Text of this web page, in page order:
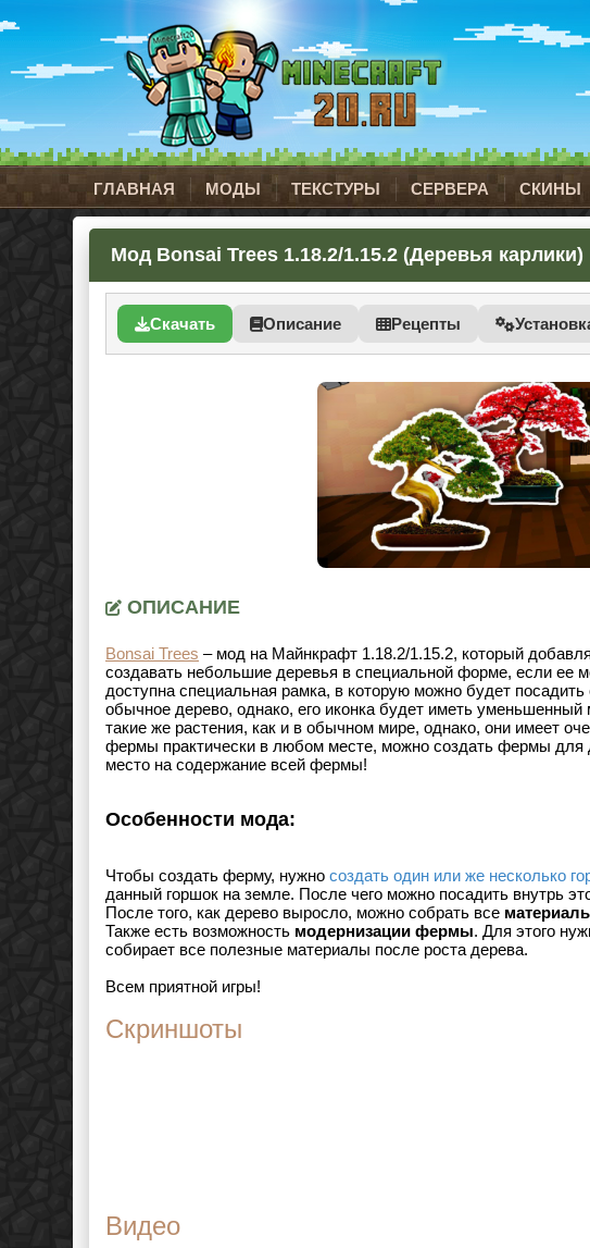
ГЛАВНАЯ МОДЫ ТЕКСТУРЫ СЕРВЕРА СКИНЫ
Мод Bonsai Trees 1.18.2/1.15.2 (Деревья карлики)
Скачать Описание Рецепты
ОПИСАНИЕ
Bonsai Trees – мод на Майнкрафт 1.18.2/1.15.2, который
создавать небольшие деревья в специальной форме, если ее
доступна специальная рамка, в которую можно будет
обычное дерево, однако, его иконка будет иметь
такие же растения, как и в обычном мире, однако, они имеет
фермы практически в любом месте, можно создать фермы
место на содержание всей фермы!
Особенности мода:
Чтобы создать ферму, нужно создать один или же несколько
данный горшок на земле. После чего можно посадить внутрь
После того, как дерево выросло, можно собрать все
Также есть возможность модернизации фермы. Для этого
собирает все полезные материалы после роста дерева.
Всем приятной игры!
Скриншоты
Видео